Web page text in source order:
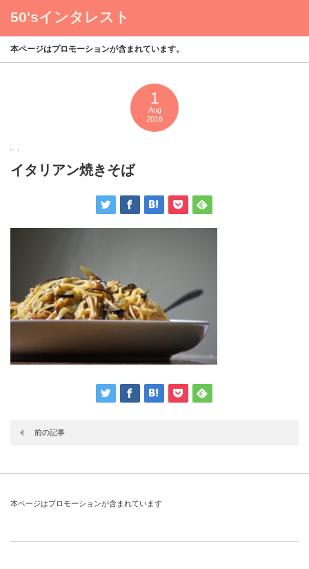
50'sインタレスト
本ページはプロモーションが含まれています。
1
Aug
2016
イタリアン焼きそば
前の記事
本ページはプロモーションが含まれています